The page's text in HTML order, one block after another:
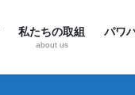
私たちの取組
about us
パワ